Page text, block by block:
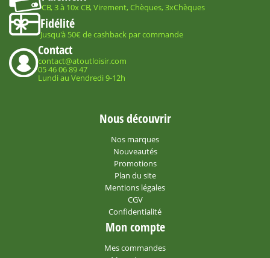
CB, 3 à 10x CB, Virement, Chèques, 3xChèques
Fidélité
Jusqu'à 50€ de cashback par commande
Contact
contact@atoutloisir.com
05 46 06 89 47
Lundi au Vendredi 9-12h
Nous découvrir
Nos marques
Nouveautés
Promotions
Plan du site
Mentions légales
CGV
Confidentialité
Mon compte
Mes commandes